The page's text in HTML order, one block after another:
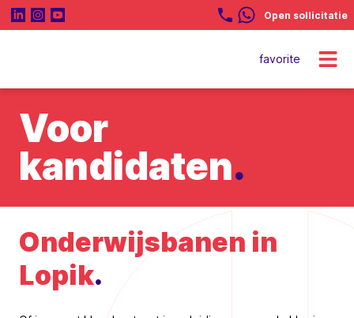
Open sollicitatie
favorite
Voor
kandidaten.
Onderwijsbanen in
Lopik.